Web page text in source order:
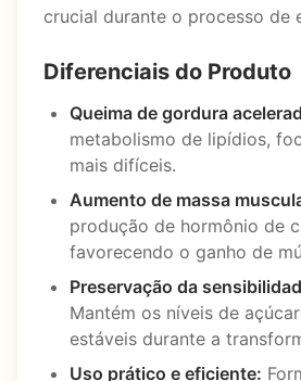
crucial durante o processo de
Diferenciais do Produto
Queima de gordura
metabolismo de lipídios,
mais difíceis.
Aumento de massa
produção de hormônio de
favorecendo o ganho de
Preservação da
Mantém os níveis de
estáveis durante a
Uso prático e eficiente: